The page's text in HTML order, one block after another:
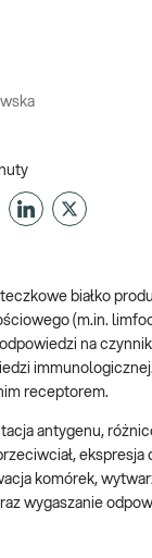
białko
(m.in.
na
receptorem.
antygenu,
ekspresja
komórek,
wygaszanie